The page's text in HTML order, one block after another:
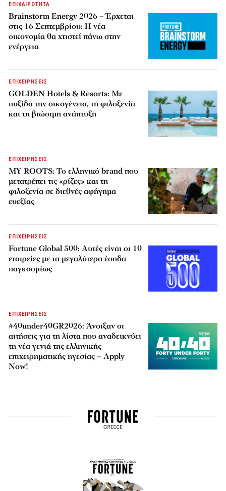
ΕΠΙΚΑΙΡΟΤΗΤΑ
Brainstorm Energy 2026 – Έρχεται
στις 16 Σεπτεμβρίου: Η νέα
οικονομία θα χτιστεί πάνω στην
ενέργεια
ΕΠΙΧΕΙΡΗΣΕΙΣ
GOLDEN Hotels & Resorts: Με
πυξίδα την οικογένεια, τη φιλοξενία
και τη βιώσιμη ανάπτυξη
ΕΠΙΧΕΙΡΗΣΕΙΣ
MY ROOTS: Το ελληνικό brand που
μετατρέπει τις «ρίζες» και τη
φιλοξενία σε διεθνές αφήγημα
ευεξίας
ΕΠΙΧΕΙΡΗΣΕΙΣ
Fortune Global 500: Αυτές είναι οι 10
εταιρείες με τα μεγαλύτερα έσοδα
παγκοσμίως
ΕΠΙΧΕΙΡΗΣΕΙΣ
#40under40GR2026: Άνοιξαν οι
αιτήσεις για τη λίστα που αναδεικνύει
τη νέα γενιά της ελληνικής
επιχειρηματικής ηγεσίας – Apply
Now!